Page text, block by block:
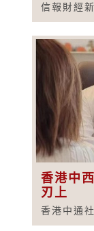
信報財經
香港中
刃上
香港中通社